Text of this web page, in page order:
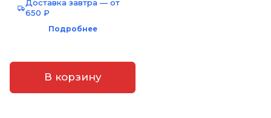
Доставка завтра — от
650 ₽
Подробнее
В корзину